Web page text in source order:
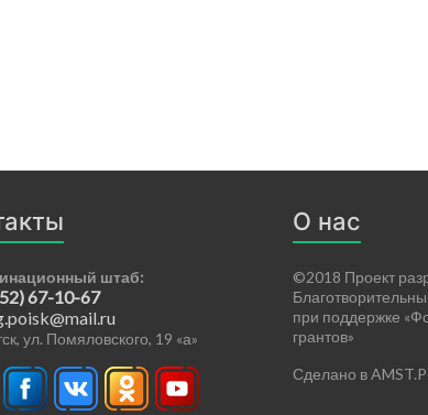
штаб:
67-10-67
ул. Помяловского, 19 «а»
О нас
©2018 Проект
при поддержке
грантов»
Сделано в